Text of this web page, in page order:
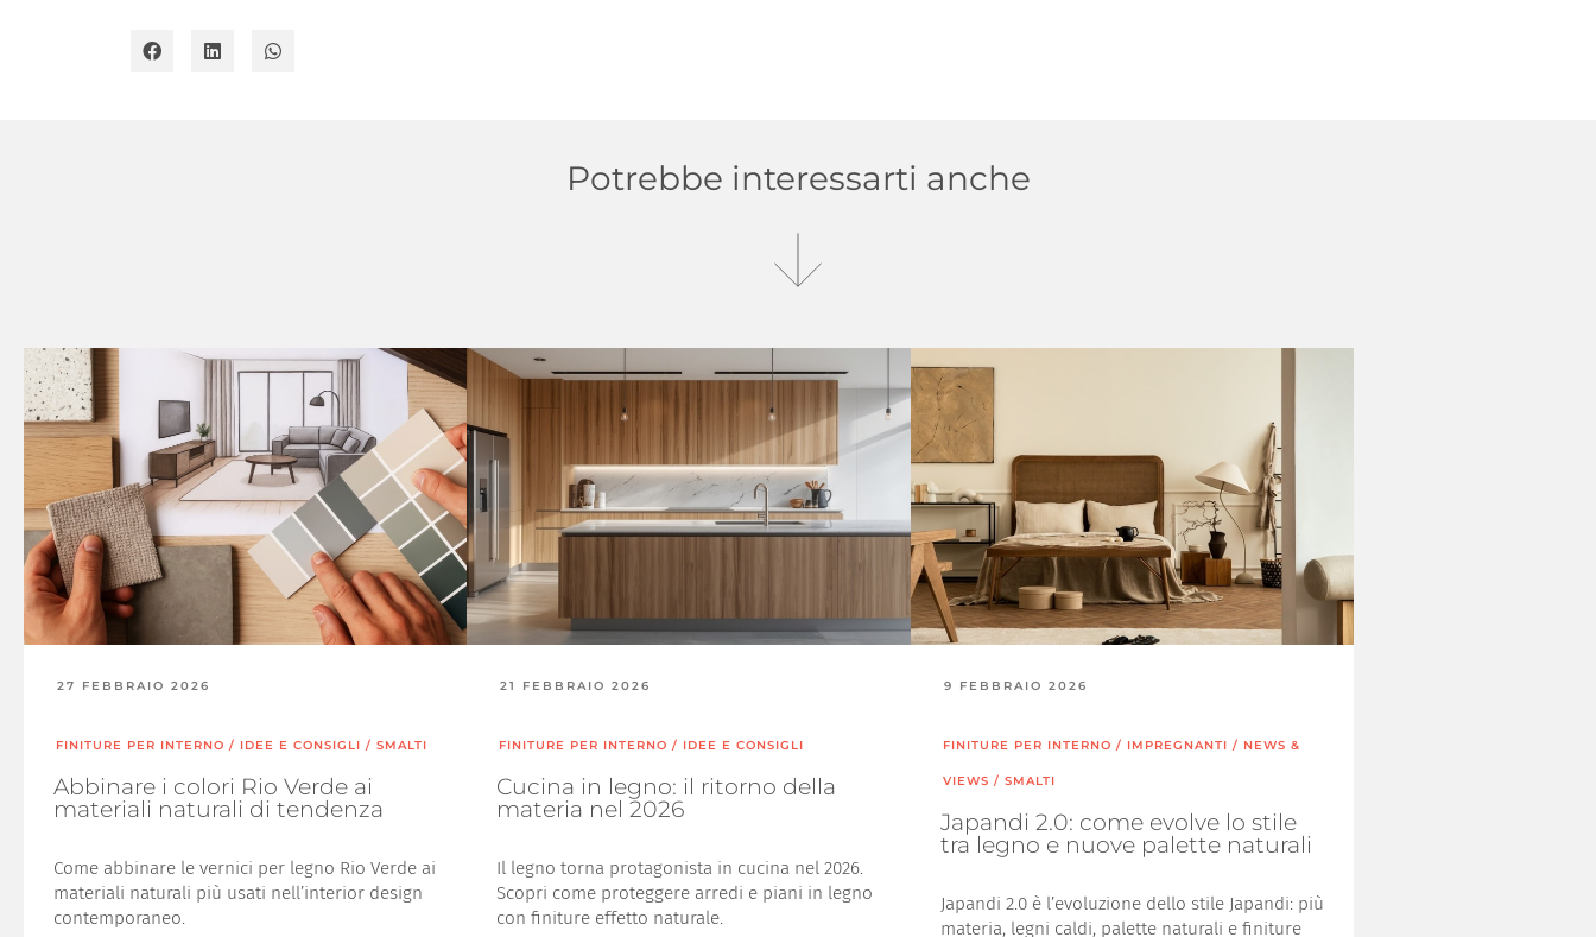
Potrebbe interessarti anche
27 FEBBRAIO 2026
FINITURE PER INTERNO / IDEE E CONSIGLI / SMALTI
Abbinare i colori Rio Verde ai
materiali naturali di tendenza
Come abbinare le vernici per legno Rio Verde ai
materiali naturali più usati nell’interior design
contemporaneo.
21 FEBBRAIO 2026
FINITURE PER INTERNO / IDEE E CONSIGLI
Cucina in legno: il ritorno della
materia nel 2026
Il legno torna protagonista in cucina nel 2026.
Scopri come proteggere arredi e piani in legno
con finiture effetto naturale.
9 FEBBRAIO 2026
FINITURE PER INTERNO / IMPREGNANTI / NEWS &
VIEWS / SMALTI
Japandi 2.0: come evolve lo stile
tra legno e nuove palette naturali
Japandi 2.0 è l’evoluzione dello stile Japandi: più
materia, legni caldi, palette naturali e finiture